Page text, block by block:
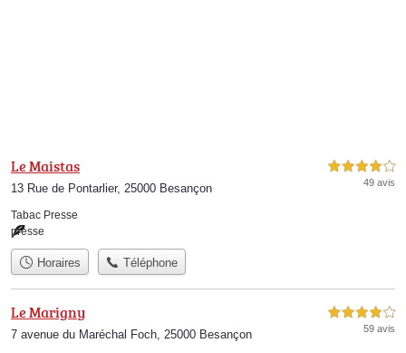
Le Maistas
13 Rue de Pontarlier, 25000 Besançon
4,0 étoiles sur 5
49 avis
Tabac Presse
presse
Horaires Téléphone
Le Marigny
7 avenue du Maréchal Foch, 25000 Besançon
4,0 étoiles sur 5
59 avis